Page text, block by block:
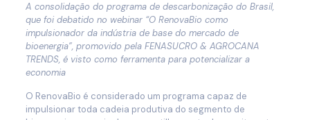
A consolidação do programa de descarbonização do Brasil,
que foi debatido no webinar “O RenovaBio como
impulsionador da indústria de base do mercado de
bioenergia”, promovido pela FENASUCRO & AGROCANA
TRENDS, é visto como ferramenta para potencializar a
economia
O RenovaBio é considerado um programa capaz de
impulsionar toda cadeia produtiva do segmento de